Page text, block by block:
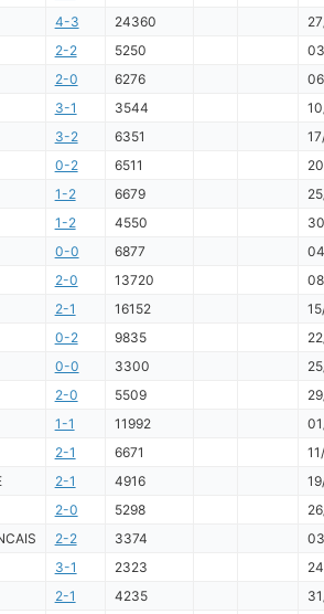
4-3 24360
2-2 5250
2-0 6276
3-1 3544
3-2 6351
0-2 6511
1-2 6679
1-2 4550
0-0 6877
2-0 13720
2-1 16152
0-2 9835
0-0 3300
2-0 5509
1-1 11992
2-1 6671
2-1 4916
2-0 5298
2-2 3374
3-1 2323
2-1 4235